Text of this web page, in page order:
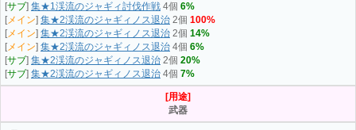
[サブ] 集★1渓流のジャギィ討伐作戦 4個 6%
[メイン] 集★2渓流のジャギィノス退治 2個 100%
[メイン] 集★2渓流のジャギィノス退治 2個 14%
[メイン] 集★2渓流のジャギィノス退治 4個 6%
[サブ] 集★2渓流のジャギィノス退治 2個 20%
[サブ] 集★2渓流のジャギィノス退治 4個 7%
[用途]
武器